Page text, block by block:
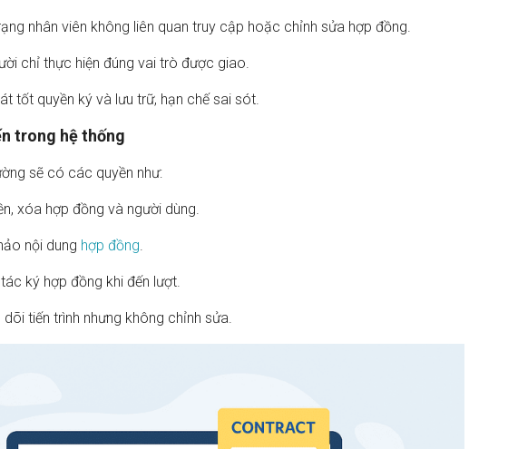
nhân viên không liên quan truy cập hoặc chỉnh sửa hợp đồng.
chỉ thực hiện đúng vai trò được giao.
tốt quyền ký và lưu trữ, hạn chế sai sót.
trong hệ thống
sẽ có các quyền như:
xóa hợp đồng và người dùng.
nội dung hợp đồng
ký hợp đồng khi đến lượt.
tiến trình nhưng không chỉnh sửa.